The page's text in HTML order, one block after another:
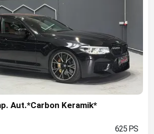
Aut.*Carbon Keramik*
625 PS